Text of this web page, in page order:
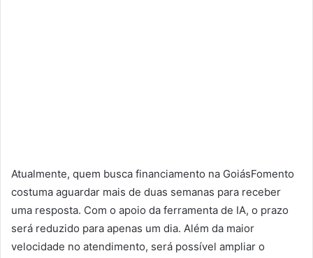
Atualmente, quem busca financiamento na GoiásFomento
costuma aguardar mais de duas semanas para receber
uma resposta. Com o apoio da ferramenta de IA, o prazo
será reduzido para apenas um dia. Além da maior
velocidade no atendimento, será possível ampliar o